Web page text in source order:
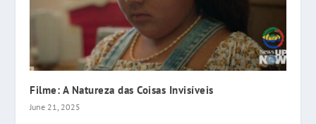
Filme: A Natureza das Coisas Invisíveis
June 21, 2025